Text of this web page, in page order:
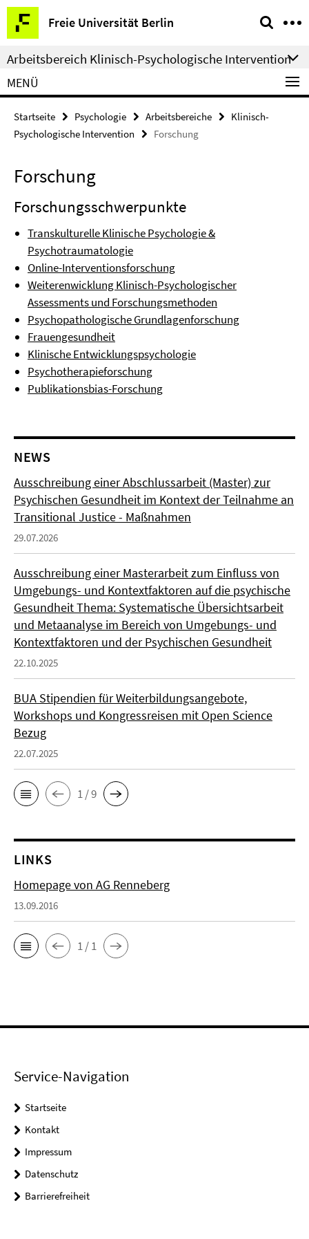
Springe
direkt
zu
Inhalt
Freie Universität Berlin
Service-
Navigation
Arbeitsbereich Klinisch-Psychologische Intervention
MENÜ
Startseite Psychologie Arbeitsbereiche
Klinisch-
Psychologische Intervention
Forschung
Forschung
Forschungsschwerpunkte
Transkulturelle Klinische Psychologie &
Psychotraumatologie
Online-Interventionsforschung
Weiterenwicklung Klinisch-Psychologischer
Assessments und Forschungsmethoden
Psychopathologische Grundlagenforschung
Frauengesundheit
Klinische Entwicklungspsychologie
Psychotherapieforschung
Publikationsbias-Forschung
NEWS
Ausschreibung einer Abschlussarbeit (Master) zur
Psychischen Gesundheit im Kontext der Teilnahme an
Transitional Justice - Maßnahmen
29.07.2026
Ausschreibung einer Masterarbeit zum Einfluss von
Umgebungs- und Kontextfaktoren auf die psychische
Gesundheit Thema: Systematische Übersichtsarbeit
und Metaanalyse im Bereich von Umgebungs- und
Kontextfaktoren und der Psychischen Gesundheit
22.10.2025
BUA Stipendien für Weiterbildungsangebote,
Workshops und Kongressreisen mit Open Science
Bezug
22.07.2025
1 / 9
LINKS
Homepage von AG Renneberg
13.09.2016
1 / 1
Service-Navigation
Startseite
Kontakt
Impressum
Datenschutz
Barrierefreiheit